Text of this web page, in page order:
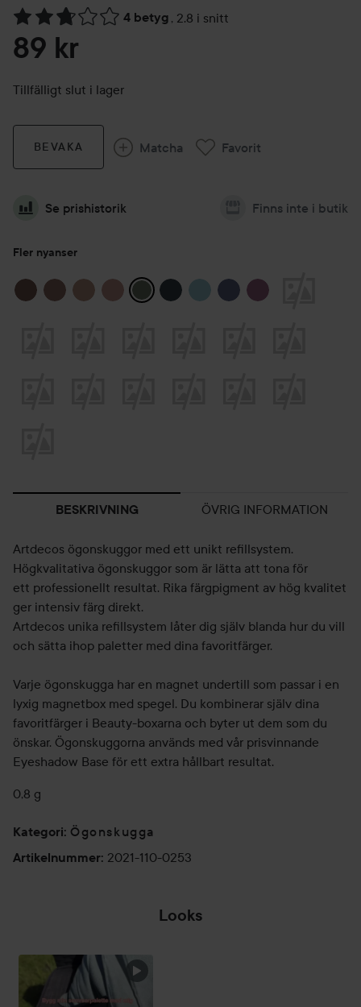
4 betyg , 2.8 i snitt
Hoppa till Betyg & kommentarer
89 kr
Tillfälligt slut i lager
BEVAKA Matcha Favorit
Se prishistorik Finns inte i butik
Fler nyanser
BESKRIVNING ÖVRIG INFORMATION
Artdecos ögonskuggor med ett unikt refillsystem.
Högkvalitativa ögonskuggor som är lätta att tona för
ett professionellt resultat. Rika färgpigment av hög kvalitet
ger intensiv färg direkt.
Artdecos unika refillsystem låter dig själv blanda hur du vill
och sätta ihop paletter med dina favoritfärger.
Varje ögonskugga har en magnet undertill som passar i en
lyxig magnetbox med spegel. Du kombinerar själv dina
favoritfärger i Beauty-boxarna och byter ut dem som du
önskar. Ögonskuggorna används med vår prisvinnande
Eyeshadow Base för ett extra hållbart resultat.
0,8 g
Kategori: Ögonskugga
Artikelnummer: 2021-110-0253
Looks
HOPPA ÖVER SEKTIONEN
FIRST TIME